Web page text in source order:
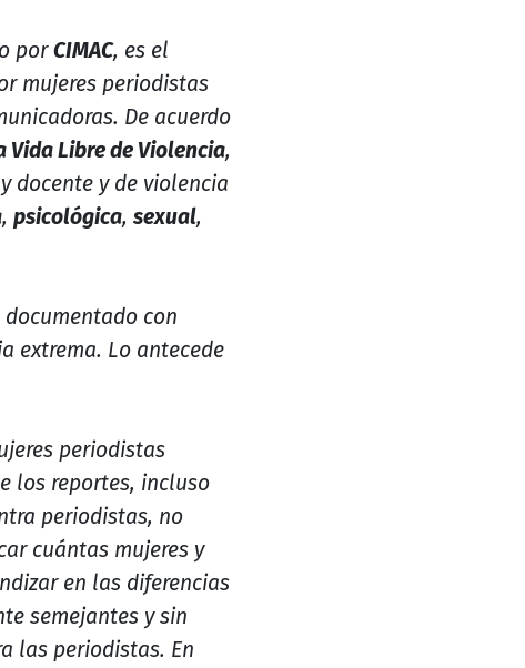
porCIMAC, es el
mujeres periodistas
De acuerdo
Vida Libre de Violencia,
docente y de violencia
, psicológica, sexual,
documentado con
extrema. Lo antecede
periodistas
los reportes, incluso
periodistas, no
cuántas mujeres y
en las diferencias
semejantes y sin
las periodistas. En